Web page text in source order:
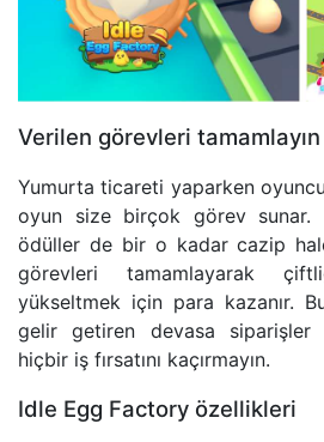
Verilen görevleri tamamlayın
Yumurta ticareti yaparken
oyun size birçok görev sunar.
ödüller de bir o kadar cazip
görevleri tamamlayarak
yükseltmek için para kazanır.
gelir getiren devasa siparişler
hiçbir iş fırsatını kaçırmayın.
Idle Egg Factory özellikleri